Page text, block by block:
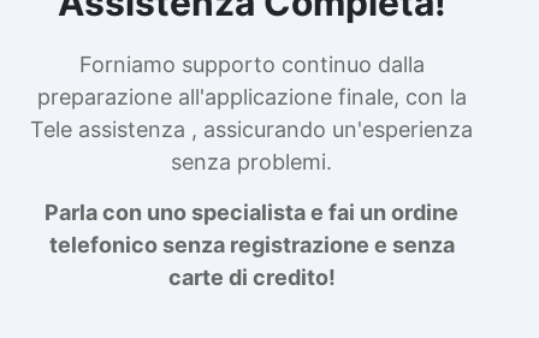
Forniamo supporto continuo dalla
preparazione all'applicazione finale, con la
Tele assistenza , assicurando un'esperienza
senza problemi.
Parla con uno specialista e fai un ordine
telefonico senza registrazione e senza
carte di credito!